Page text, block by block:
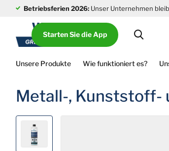
Betriebsferien 2026: Unser Unternehmen
Starten Sie die App
Unsere Produkte Wie funktioniert es?
Metall-, Kunststoff-